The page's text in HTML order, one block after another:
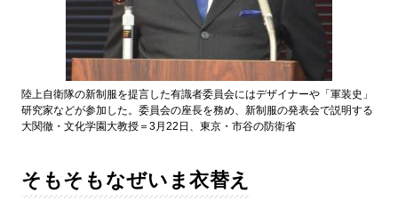
陸上自衛隊の新制服を提言した有識者委員会にはデザイナーや「軍装史」
研究家などが参加した。委員会の座長を務め、新制服の発表会で説明する
大関徹・文化学園大教授＝3月22日、東京・市谷の防衛省
そもそもなぜいま衣替え